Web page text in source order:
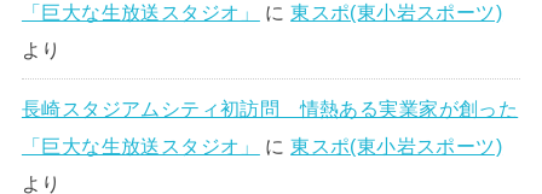
「巨大な生放送スタジオ」
に東スポ(東小岩スポーツ)
より
長崎スタジアムシティ初訪問 情熱ある実業家が創った
「巨大な生放送スタジオ」
に東スポ(東小岩スポーツ)
より